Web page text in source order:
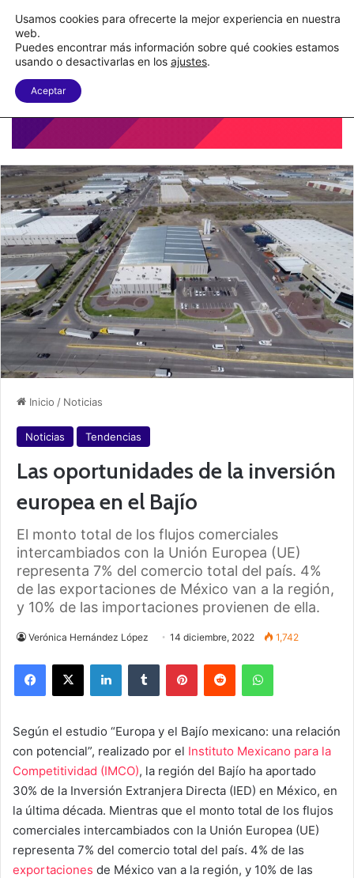
Nueva Ley Aduanera eleva el costo de los errores documentales
Menu
Inicio / Noticias
Noticias Tendencias
Las oportunidades de la inversión
europea en el Bajío
El monto total de los flujos comerciales
intercambiados con la Unión Europea (UE)
representa 7% del comercio total del país. 4%
de las exportaciones de México van a la región,
y 10% de las importaciones provienen de ella.
Verónica Hernández López 14 diciembre, 2022 1,742
Según el estudio “Europa y el Bajío mexicano: una relación
con potencial”, realizado por el Instituto Mexicano para la
Competitividad (IMCO), la región del Bajío ha aportado
30% de la Inversión Extranjera Directa (IED) en México, en
la última década. Mientras que el monto total de los flujos
comerciales intercambiados con la Unión Europea (UE)
representa 7% del comercio total del país. 4% de las
exportaciones de México van a la región, y 10% de las
Usamos cookies para ofrecerte la mejor experiencia en nuestra
web.
Puedes encontrar más información sobre qué cookies estamos
usando o desactivarlas en los ajustes.
Aceptar